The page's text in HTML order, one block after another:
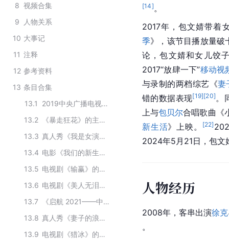
8 视频合集
9
人物关系
10 大事记
11 注释
12 参考资料
13 条目合集
13.1
2019中央广播电视台中秋晚会嘉宾
13.2
《暴走狂花》的主要演员
13.3
真人秀《我是女演员》主要演员
13.4
电影《我们的新生活》主要演员
13.5
电视剧《输赢》的主要演职员
13.6
电视剧《美人无泪》的主要演员
13.7
《启航 2021——中央广播电视总台跨年盛典》嘉宾阵容
13.8
真人秀《妻子的浪漫旅行2》的常驻嘉宾
13.9
电视剧《猎冰》的主要演职人员
[14] 。
2017年，包文婧带着
季》，该节目播放量破
论，包文婧和女儿饺
2017“放肆一下”移动视
与录制的两档综艺《妻
错的数据表现[19][20] 。
上与包贝尔合唱歌曲《
新生活》上映。 [22]
2024年5月21日，包文
人物经历
2008年，客串出演徐克
。